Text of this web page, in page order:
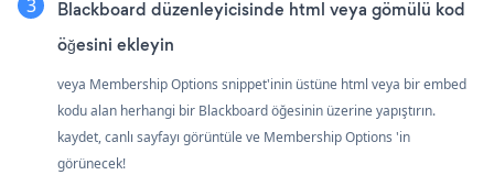
Blackboard düzenleyicisinde html veya gömülü kod
öğesini ekleyin
veya Membership Options snippet'inin üstüne html veya bir embed
kodu alan herhangi bir Blackboard öğesinin üzerine yapıştırın.
kaydet, canlı sayfayı görüntüle ve Membership Options 'in
görünecek!